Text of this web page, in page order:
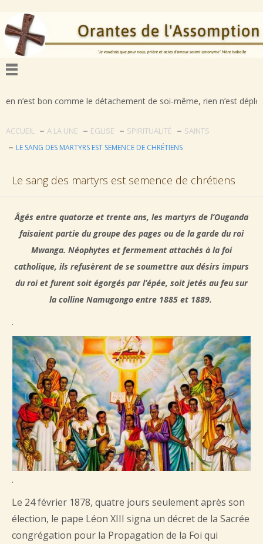
comme le détachement de soi-même, rien n’est déplorable
ACCUEIL A LA UNE EGLISE SPIRITUALITÉ SAINTS
LE SANG DES MARTYRS EST SEMENCE DE CHRÉTIENS
Le sang des martyrs est semence de chrétiens
Âgés entre quatorze et trente ans, les martyrs de l’Ouganda
faisaient partie du groupe des pages ou de la garde du roi
Mwanga. Néophytes et fermement attachés à la foi
catholique, ils refusèrent de se soumettre aux désirs impurs
du roi et furent soit égorgés par l’épée, soit jetés au feu sur
la colline Namugongo entre 1885 et 1889.
.
.
Le 24 février 1878, quatre jours seulement après son
élection, le pape Léon XIII signa un décret de la Sacrée
congrégation pour la Propagation de la Foi qui